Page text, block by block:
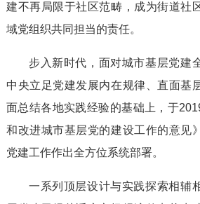
建不再局限于社区范畴，成为街道社
域党组织共同担当的责任。
步入新时代，面对城市基层党建
中央立足党建发展内在规律、直面基
面总结各地实践经验的基础上，于
和改进城市基层党的建设工作的意见
党建工作作出全方位系统部署。
一系列顶层设计与实践探索相辅